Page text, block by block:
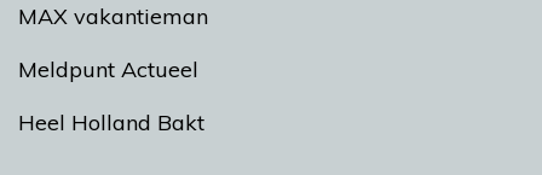
MAX vakantieman
Meldpunt Actueel
Heel Holland Bakt